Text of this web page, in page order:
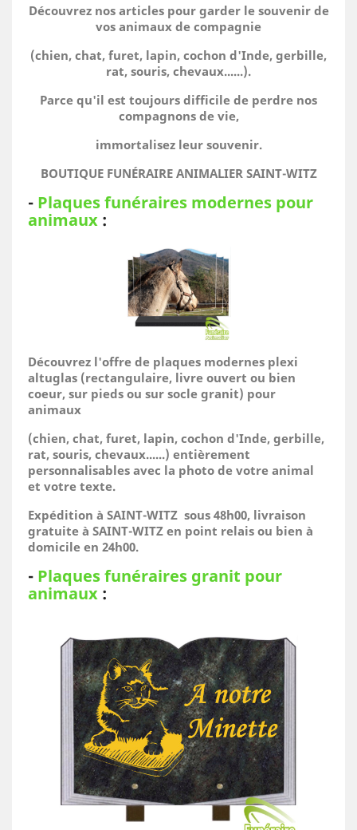
Découvrez nos articles pour garder le souvenir de
vos animaux de compagnie
(chien, chat, furet, lapin, cochon d'Inde, gerbille,
rat, souris, chevaux......).
Parce qu'il est toujours difficile de perdre nos
compagnons de vie,
immortalisez leur souvenir.
BOUTIQUE FUNÉRAIRE ANIMALIER SAINT-WITZ
- Plaques funéraires modernes pour
animaux :
Découvrez l'offre de plaques modernes plexi
altuglas (rectangulaire, livre ouvert ou bien
coeur, sur pieds ou sur socle granit) pour
animaux
(chien, chat, furet, lapin, cochon d'Inde, gerbille,
rat, souris, chevaux......) entièrement
personnalisables avec la photo de votre animal
et votre texte.
Expédition à SAINT-WITZ sous 48h00, livraison
gratuite à SAINT-WITZ en point relais ou bien à
domicile en 24h00.
- Plaques funéraires granit pour
animaux :